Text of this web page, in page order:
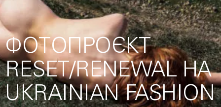
ФОТОПРОЄКТ
RESET/RENEWAL НА
UKRAINIAN FASHION